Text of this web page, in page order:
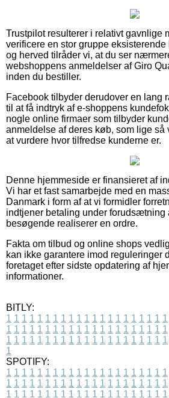
Trustpilot resulterer i relativt gavnlige
verificere en stor gruppe
og herved tilråder vi, at du ser
webshoppens anmeldelser af Giro
inden du bestiller.
Facebook tilbyder derudover en
til at få indtryk af e-shoppens
nogle online firmaer som tilbyder
anmeldelse af deres køb, som lige så
at vurdere hvor tilfredse kunderne er.
Denne hjemmeside er finansieret af
Vi har et fast samarbejde med en
Danmark i form af at vi formidler
indtjener betaling under forudsætning
besøgende realiserer en ordre.
Fakta om tilbud og online shops
kan ikke garantere imod reguleringer
foretaget efter sidste opdatering af
informationer.
BITLY:
1 1 1 1 1 1 1 1 1 1 1 1 1 1 1 1 1 1 1 1 1
1 1 1 1 1 1 1 1 1 1 1 1 1 1 1 1 1 1 1 1 1
1 1 1 1 1 1 1 1 1 1 1 1 1 1 1 1 1 1 1 1 1
1
SPOTIFY:
1 1 1 1 1 1 1 1 1 1 1 1 1 1 1 1 1 1 1 1 1
1 1 1 1 1 1 1 1 1 1 1 1 1 1 1 1 1 1 1 1 1
1 1 1 1 1 1 1 1 1 1 1 1 1 1 1 1 1 1 1 1 1